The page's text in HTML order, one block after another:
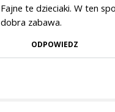
Fajne te dzieciaki. W ten
dobra zabawa.
ODPOWIEDZ